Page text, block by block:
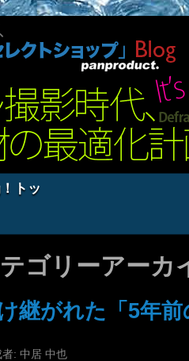
トッ
ゴリーアーカ
継がれた「5年
: 中居 中也